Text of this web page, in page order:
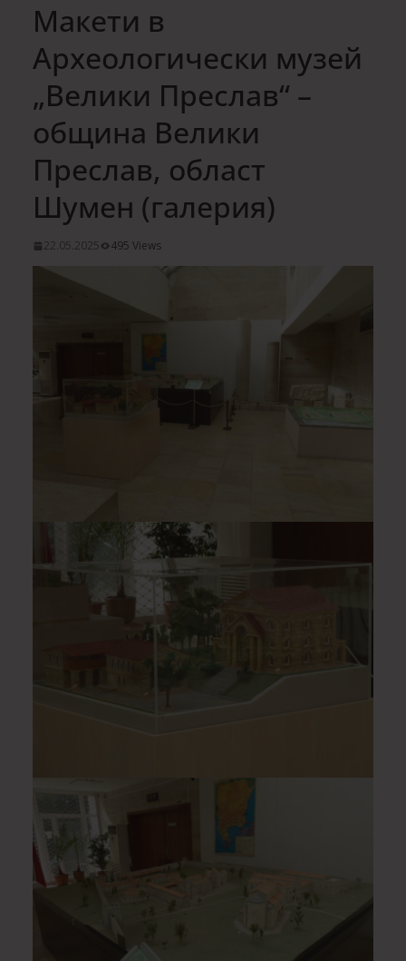
Макети в
Археологически музей
„Велики Преслав“ –
община Велики
Преслав, област
Шумен (галерия)
22.05.2025 495 Views